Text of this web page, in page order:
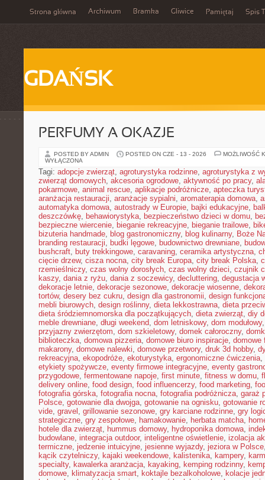
Strona główna Archiwum Bramka Gliwice Pamiętaj Spis
GDAŃSK
PERFUMY A OKAZJE
POSTED BY ADMIN POSTED ON CZE - 13 - 2026
MOŻLIWOŚĆ
WYŁĄCZONA
Tagi: adopcje zwierząt, agroturystyka rodzinne, agroturystyka z
zwierząt domowych, akcesoria ogrodowe, aktywność po pracy,
pokarmowe, animal rescue, aplikacje podróżnicze, apteczka
aranżacja restauracji, aranżacje sypialni, aromaterapia domowa,
automatyka domowa, autostrady w Europie, bajki edukacyjne,
deszczówkę, behawiorystyka, bezpieczeństwo dzieci w domu,
bezpieczne wiercenie, bieganie rekreacyjne, bieganie trailowe,
bizuteria handmade, blog gastronomiczny, blog kulinarny, Boże
branding restauracji, budki lęgowe, budownictwo drewniane,
bushcraft, buty trekkingowe, caravaning, ceramika artystyczna,
cięcie drzew, cisza nocna, city break Europa, city break Polska,
rzemieślniczy, czas wolny dorosłych, czas wolny dzieci, czujnik
kaszy, dania z ryżu, dania z soczewicy, decluttering, degustacja
dekoracje letnie, dekoracje sezonowe, dekoracje wiosenne,
tortów, desery bez cukru, design dla gastronomii, design
mebli biurowych, design roślinny, dieta lekkostrawna, dieta
dieta śródziemnomorska dla początkujących, dieta zwierząt, diy
meble drewniane, długi weekend, dom letniskowy, dom modułowy
przyjazny zwierzętom, dom szkieletowy, domek całoroczny,
biblioteczka, domowa pizzeria, domowe biuro inspiracje, domowe
makarony, domowe nalewki, domowe przetwory, druk 3d hobby,
rekreacyjna, ekopodróże, ekoturystyka, ergonomiczne ćwiczenia,
etykiety spożywcze, eventy firmowe integracyjne, eventy
przygodowe, fermentowane napoje, first minute, fitness w domu,
delivery online, food design, food influencerzy, food marketing,
fotografia górska, fotografia nocna, fotografia podróżnicza, garaż
Polsce, gotowanie dla dwojga, gotowanie na ognisku, gotowanie
vide, gravel , grillowanie sezonowe, gry karciane rodzinne, gry
strategiczne, gry zespołowe, hamakowanie, herbata matcha,
hotele dla zwierząt, hummus domowy, hydroponika domowa,
budowlane, integracja outdoor, inteligentne oświetlenie, izolacja
termiczne, jedzenie intuicyjne, jesienne wyjazdy, jeziora w Polsce
kącik czytelniczy, kajaki weekendowe, kalistenika, kampery,
specialty, kawalerka aranżacja, kayaking, kemping rodzinny,
domowe, klimatyzacja smart, koktajle bezalkoholowe, kolacje